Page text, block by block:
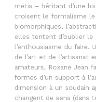
métis – héritant d’une
croisent le formalisme
biomorphiques,
elles tentent d’oublier le
l’enthousiasme du faire.
de l’art et de l’artisanat
amateurs, Roxane Jean
formes d’un support à
dimension à un soudain
changent de sens (dans